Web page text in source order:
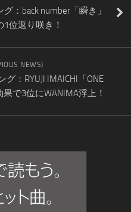
：back number「瞬き」
位返り咲き！
NEWS)
：RYUJI IMAICHI「ONE
で3位にWANIMA浮上！